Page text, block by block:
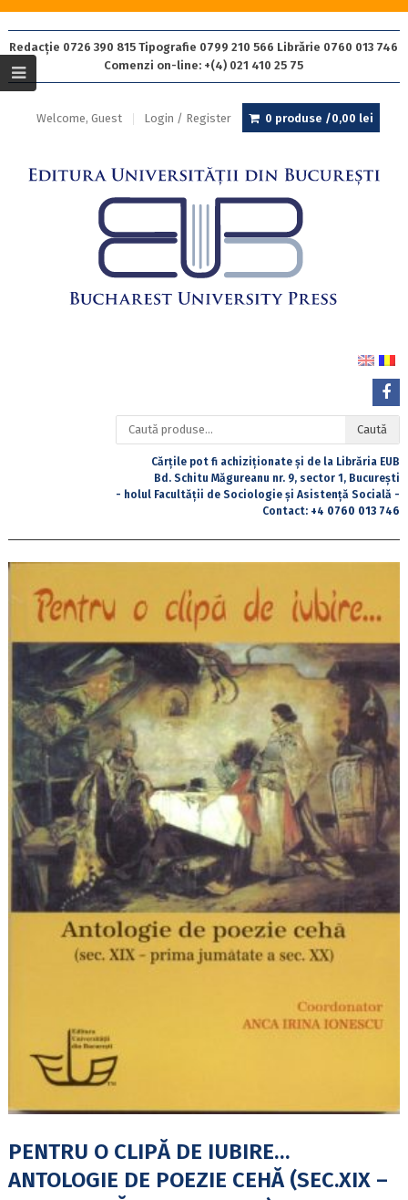
Redacție 0726 390 815 Tipografie 0799 210 566 Librărie 0760 013 746
Comenzi on-line: +(4) 021 410 25 75
Welcome, Guest Login / Register 0 produse /0,00 lei
Caută
după:
Caută
Cărțile pot fi achiziționate și de la Librăria EUB
Bd. Schitu Măgureanu nr. 9, sector 1, București
- holul Facultății de Sociologie și Asistență Socială -
Contact: +4 0760 013 746
PENTRU O CLIPĂ DE IUBIRE…
ANTOLOGIE DE POEZIE CEHĂ (SEC.XIX –